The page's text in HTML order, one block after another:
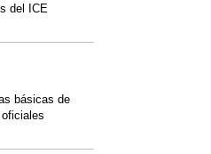
del ICE
básicas de